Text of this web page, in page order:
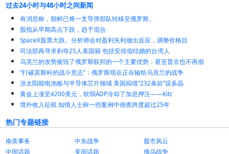
过去24小时与48小时之间新闻
有消息称，朝鲜已将一支导弹部队转移至俄罗斯。
股指从早期高点下跌，趋于混合
SpaceX股票大跌。分析师会对盈利失利做出反应，调整价格目
司法部再寻求剥夺25人美国籍 包括安排假结婚的台湾人
乌克兰的攻势摧毁了俄罗斯联邦的一个主要优势：甚至普京也不再假
“打破莫斯科的战斗意志”：俄罗斯现在正在输给乌克兰的战争
涉太阳能电池板与半导体芯片领域 美国拟借“232条款”设多晶
黄金上涨至4200美元，软弱ADP冷却了加息押注——Kitc
境外收入征税 知情人士称一些案例中倒查跨度超过25年
热门专题链接
南美事务 中东战争
股市风云
中国话题
美国话题 俄乌战争